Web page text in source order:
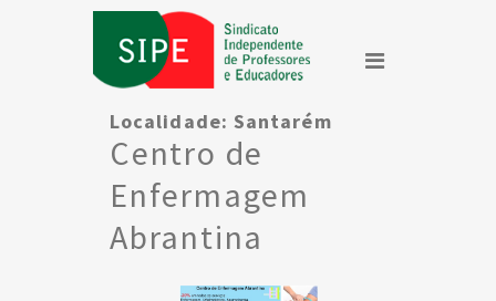
Localidade: Santarém
Centro de
Enfermagem
Abrantina
(Abrantes)